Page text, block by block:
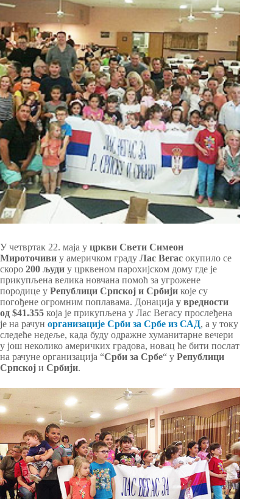
У четвртак 22. маја у цркви Свети Симеон
Мироточиви у америчком граду Лас Вегас окупило се
скоро 200 људи у црквеном парохијском дому где је
прикупљена велика новчана помоћ за угрожене
породице у Републици Српској и Србији које су
погођене огромним поплавама. Донација у вредности
од $41.355 која је прикупљена у Лас Вегасу прослеђена
је на рачун организације Срби за Србе из САД, а у току
следеће недеље, када буду одражне хуманитарне вечери
у још неколико америчких градова, новац ће бити послат
на рачуне организација “Срби за Србе“ у Републици
Српској и Србији.